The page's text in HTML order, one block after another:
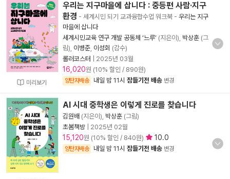
미리보기
우리는 지구마을에 삽니다 : 중등편 사람·지구
환경 - 세계시민 되기 교과융합수업 워크북 - 우리는 지구
마을에 삽니다
세계시민교육 연구 개발 공동체 ‘느루’ (지은이), 박상훈 (그
림), 이병준 이성회 (감수)
롤러코스터
2025년 03월
16,020원 (10% 할인 / 890원)
양탄자배송 내일 밤 11시 잠들기전 배송 변경
AI 시대 중학생은 이렇게 진로를 찾습니다
김원배 (지은이), 박상훈 (그림)
초봄책방
2025년 02월
15,120원 (10% 할인 / 840원) 10.0
양탄자배송 내일 밤 11시 잠들기전 배송 변경